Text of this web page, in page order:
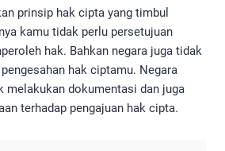
prinsip hak cipta yang timbul
kamu tidak perlu persetujuan
hak. Bahkan negara juga tidak
hak ciptamu. Negara
melakukan dokumentasi dan juga
terhadap pengajuan hak cipta.